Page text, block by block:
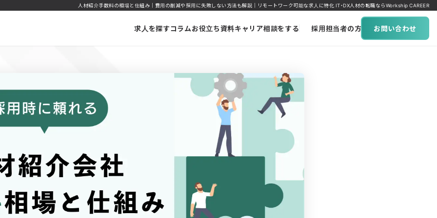
人材紹介手数料の相場と仕組み｜費用の削減や採用に失敗しない方法も解説｜リモートワーク可能な求人に特化 IT・DX人材の転職ならWorkship CAREER
求人を探すコラムお役立ち資料キャリア相談をする 採用担当者の方へ お問い合わせ